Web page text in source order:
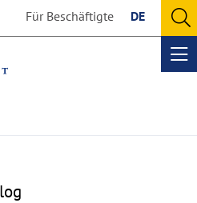
Für Beschäftigte DE